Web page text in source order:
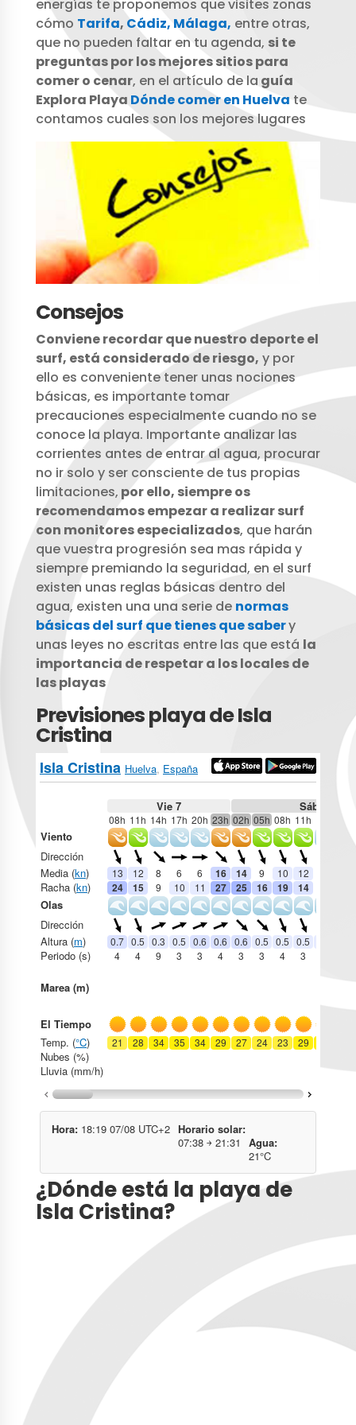
energías te proponemos que visites zonas
cómo Tarifa, Cádiz, Málaga, entre otras,
que no pueden faltar en tu agenda, si te
preguntas por los mejores sitios para
comer o cenar, en el artículo de la guía
Explora Playa Dónde comer en Huelva te
contamos cuales son los mejores lugares
Consejos
Conviene recordar que nuestro deporte el
surf, está considerado de riesgo, y por
ello es conveniente tener unas nociones
básicas, es importante tomar
precauciones especialmente cuando no se
conoce la playa. Importante analizar las
corrientes antes de entrar al agua, procurar
no ir solo y ser consciente de tus propias
limitaciones, por ello, siempre os
recomendamos empezar a realizar surf
con monitores especializados, que harán
que vuestra progresión sea mas rápida y
siempre premiando la seguridad, en el surf
existen unas reglas básicas dentro del
agua, existen una una serie de normas
básicas del surf que tienes que sabery
unas leyes no escritas entre las que está la
importancia de respetar a los locales de
las playas
Previsiones playa de Isla
Cristina
¿Dónde está la playa de
Isla Cristina?